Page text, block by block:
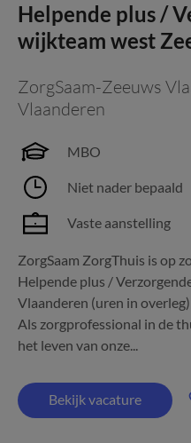
Helpende plus /
wijkteam west
ZorgSaam-Zeeuws
Vlaanderen
MBO
Niet nader bepaald
Vaste aanstelling
ZorgSaam ZorgThuis is op
Helpende plus /
Vlaanderen (uren in
Als zorgprofessional in de
het leven van onze...
Bekijk vacature